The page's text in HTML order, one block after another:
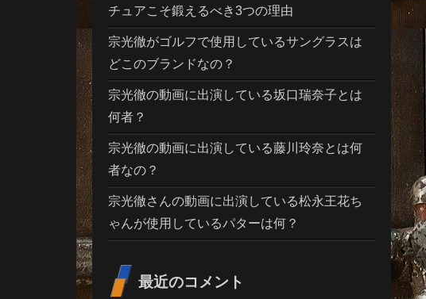
チュアこそ鍛えるべき3つの理由
宗光徹がゴルフで使用しているサングラスは
どこのブランドなの？
宗光徹の動画に出演している坂口瑞奈子とは
何者？
宗光徹の動画に出演している藤川玲奈とは何
者なの？
宗光徹さんの動画に出演している松永王花ち
ゃんが使用しているパターは何？
最近のコメント